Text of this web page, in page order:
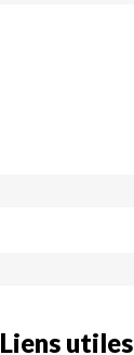
Liens utiles